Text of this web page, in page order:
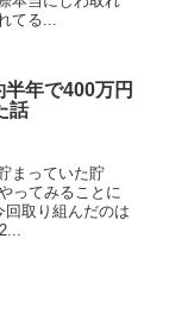
てる...
年で400万円
話
まっていた貯
ってみることに
回取り組んだのは